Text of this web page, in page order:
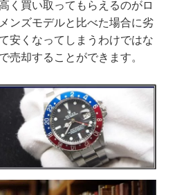
く買い取ってもらえるのがロ
ンズモデルと比べた場合に劣
安くなってしまうわけではな
売却することができます。